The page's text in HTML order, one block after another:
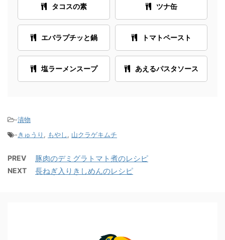
タコスの素 ツナ缶
エバラプチッと鍋 トマトペースト
塩ラーメンスープ あえるパスタソース
-漬物
-きゅうり , もやし, 山クラゲキムチ
PREV 豚肉のデミグラトマト煮のレシピ
NEXT 長ねぎ入りきしめんのレシピ